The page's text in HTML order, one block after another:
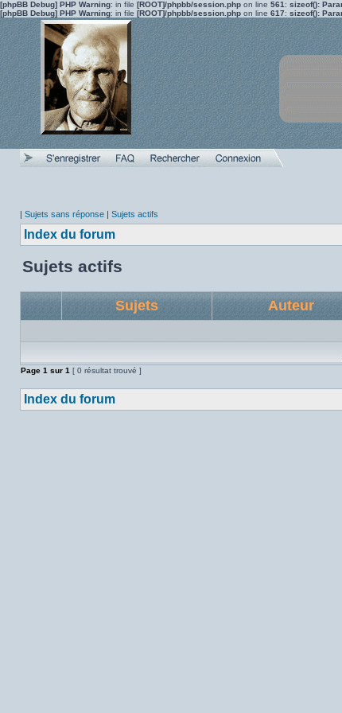
[phpBB Debug] PHP Warning: in file [ROOT]/phpbb/session.php on line 561 : sizeof():
[phpBB Debug] PHP Warning: in file [ROOT]/phpbb/session.php on line 617: sizeof():
| Sujets sans réponse | Sujets actifs
Index du forum
Sujets actifs
Sujets Auteur
Page 1 sur 1 [ 0 résultat trouvé ]
Index du forum